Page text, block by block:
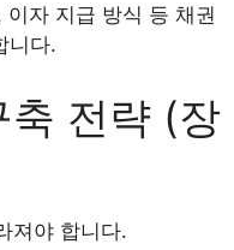
자 지급 방식 등 채권
니다.
축 전략 (장
져야 합니다.